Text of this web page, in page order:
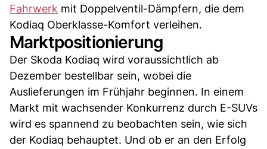
Fahrwerk mit Doppelventil-Dämpfern, die dem
Kodiaq Oberklasse-Komfort verleihen.
Marktpositionierung
Der Skoda Kodiaq wird voraussichtlich ab
Dezember bestellbar sein, wobei die
Auslieferungen im Frühjahr beginnen. In einem
Markt mit wachsender Konkurrenz durch E-SUVs
wird es spannend zu beobachten sein, wie sich
der Kodiaq behauptet. Und ob er an den Erfolg